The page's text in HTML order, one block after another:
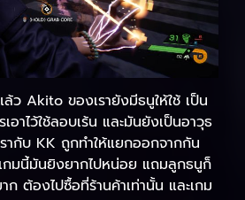
ว Akito ของเรายังมีธนูให้ใช้ เป็น
อาไว้ใช้ลอบเร้น และมันยังเป็นอาวุธ
ากับ KK ถูกทำให้แยกออกจากกัน
มนี้มันยิงยากไปหน่อย แถมลูกธนูก็
ต้องไปซื้อที่ร้านค้าเท่านั้น และเกม